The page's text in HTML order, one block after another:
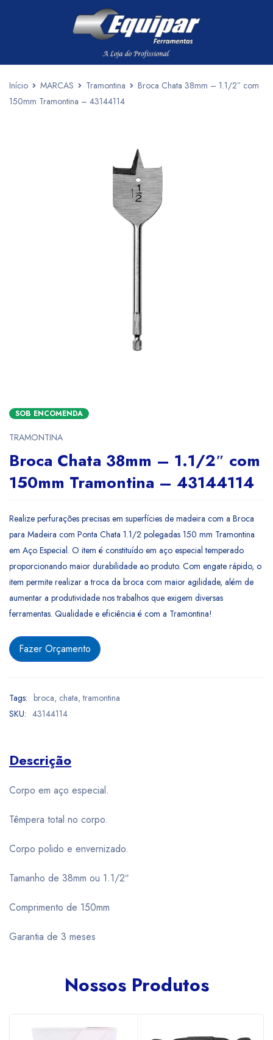
Início MARCAS Tramontina
Broca Chata 38mm – 1.1/2″ com
150mm Tramontina – 43144114
SOB ENCOMENDA
TRAMONTINA
Broca Chata 38mm – 1.1/2″ com
150mm Tramontina – 43144114
Realize perfurações precisas em superfícies de madeira com a Broca
para Madeira com Ponta Chata 1.1/2 polegadas 150 mm Tramontina
em Aço Especial. O item é constituído em aço especial temperado
proporcionando maior durabilidade ao produto. Com engate rápido, o
item permite realizar a troca da broca com maior agilidade, além de
aumentar a produtividade nos trabalhos que exigem diversas
ferramentas. Qualidade e eficiência é com a Tramontina!
Fazer Orçamento
Tags: broca, chata,tramontina
SKU: 43144114
Descrição
Corpo em aço especial.
Têmpera total no corpo.
Corpo polido e envernizado.
Tamanho de 38mm ou 1.1/2″
Comprimento de 150mm
Garantia de 3 meses
Nossos Produtos